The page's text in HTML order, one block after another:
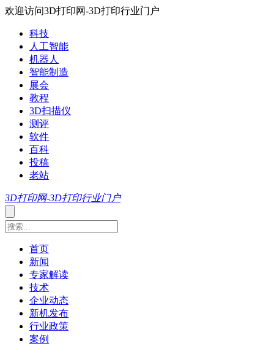
欢迎访问3D打印网-3D打印行业门户
科技
人工智能
机器人
智能制造
展会
教程
3D扫描仪
测评
软件
百科
投稿
老站
3D打印网-3D打印行业门户
首页
新闻
专家解读
技术
企业动态
新机发布
行业政策
案例